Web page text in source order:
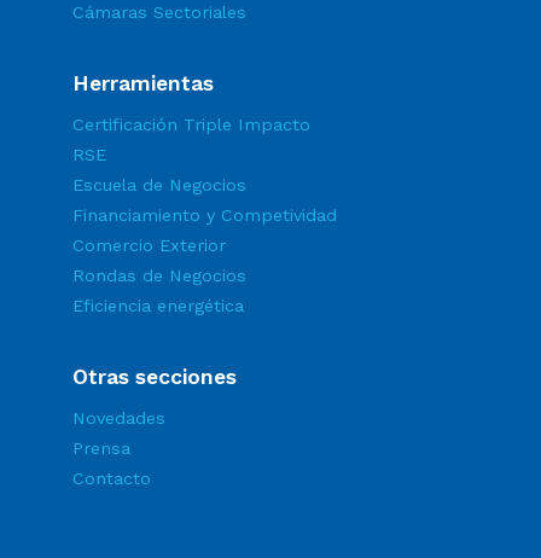
Cámaras Sectoriales
Herramientas
Certificación Triple Impacto
RSE
Escuela de Negocios
Financiamiento y Competividad
Comercio Exterior
Rondas de Negocios
Eficiencia energética
Otras secciones
Novedades
Prensa
Contacto